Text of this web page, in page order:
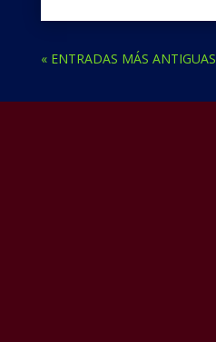
« ENTRADAS MÁS ANTIGUAS